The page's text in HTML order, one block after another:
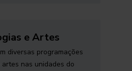
e Artes
diversas programações
nas unidades do